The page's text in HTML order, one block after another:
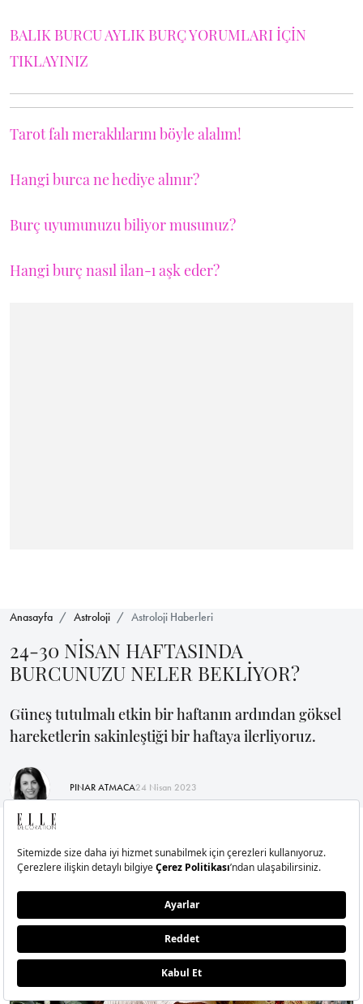
BALIK BURCU AYLIK BURÇ YORUMLARI İÇİN
TIKLAYINIZ
Tarot falı meraklılarını böyle alalım!
Hangi burca ne hediye alınır?
Burç uyumunuzu biliyor musunuz?
Hangi burç nasıl ilan-ı aşk eder?
Anasayfa Astroloji Astroloji Haberleri
24-30 NİSAN HAFTASINDA
BURCUNUZU NELER BEKLİYOR?
Güneş tutulmalı etkin bir haftanın ardından göksel
hareketlerin sakinleştiği bir haftaya ilerliyoruz.
PINAR ATMACA24 Nisan 2023